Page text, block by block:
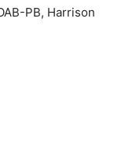
PB, Harrison